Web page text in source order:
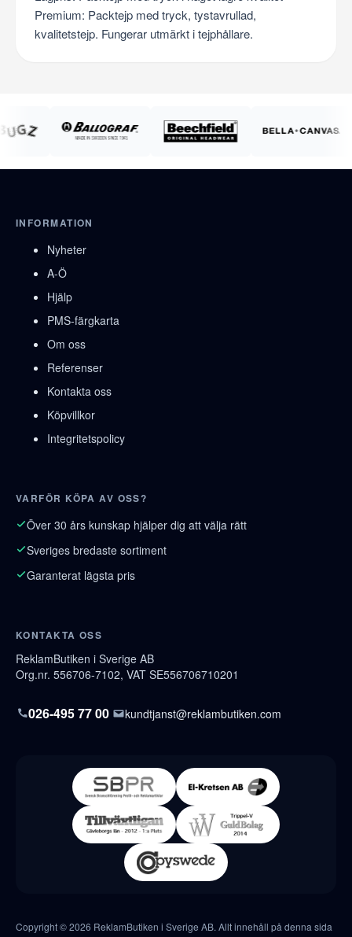
Premium: Packtejp med tryck, tystavrullad,
kvalitetstejp. Fungerar utmärkt i tejphållare.
INFORMATION
Nyheter
A-Ö
Hjälp
PMS-färgkarta
Om oss
Referenser
Kontakta oss
Köpvillkor
Integritetspolicy
VARFÖR KÖPA AV OSS?
Över 30 års kunskap hjälper dig att välja rätt
Sveriges bredaste sortiment
Garanterat lägsta pris
KONTAKTA OSS
ReklamButiken i Sverige AB
Org.nr. 556706-7102, VAT SE556706710201
026-495 77 00 kundtjanst@reklambutiken.com
Copyright © 2026 ReklamButiken i Sverige AB. Allt innehåll på denna sida